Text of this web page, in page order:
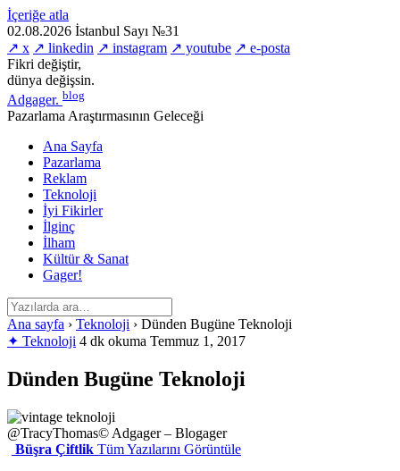
İçeriğe atla
02.08.2026 İstanbul Sayı №31
↗ x ↗ linkedin ↗ instagram ↗ youtube ↗ e-posta
Fikri değiştir,
dünya değişsin.
Adgager. blog
Pazarlama Araştırmasının Geleceği
Ana Sayfa
Pazarlama
Reklam
Teknoloji
İyi Fikirler
İlginç
İlham
Kültür & Sanat
Gager!
Ana sayfa › Teknoloji › Dünden Bugüne Teknoloji
✦ Teknoloji 4 dk okuma Temmuz 1, 2017
Dünden Bugüne Teknoloji
@TracyThomas© Adgager – Blogager
Büşra Çiftlik Tüm Yazılarını Görüntüle